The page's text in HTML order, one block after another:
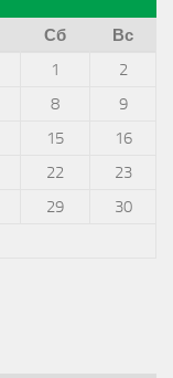
Сб
Вс
1
2
8
9
15
16
22
23
29
30